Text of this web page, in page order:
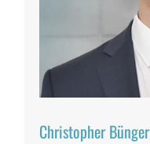
Christopher Bünger